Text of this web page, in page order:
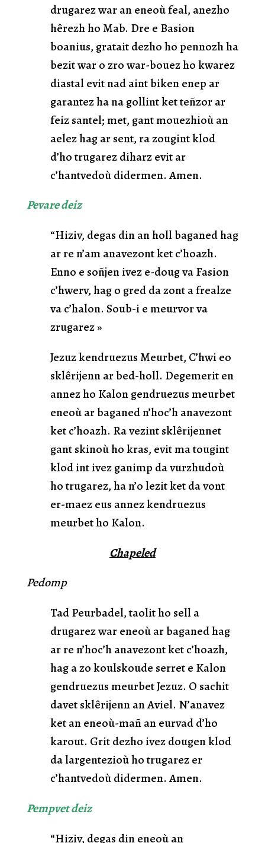
drugarez war an eneoù feal, anezho
hêrezh ho Mab. Dre e Basion
boanius, gratait dezho ho pennozh ha
bezit war o zro war-bouez ho kwarez
diastal evit nad aint biken enep ar
garantez ha na gollint ket teñzor ar
feiz santel; met, gant mouezhioù an
aelez hag ar sent, ra zougint klod
d’ho trugarez diharz evit ar
c’hantvedoù didermen. Amen.
Pevare deiz
“Hiziv, degas din an holl baganed hag
ar re n’am anavezont ket c’hoazh.
Enno e soñjen ivez e-doug va Fasion
c’hwerv, hag o gred da zont a frealze
va c’halon. Soub-i e meurvor va
zrugarez »
Jezuz kendruezus Meurbet, C’hwi eo
sklêrijenn ar bed-holl. Degemerit en
annez ho Kalon gendruezus meurbet
eneoù ar baganed n’hoc’h anavezont
ket c’hoazh. Ra vezint sklêrijennet
gant skinoù ho kras, evit ma tougint
klod int ivez ganimp da vurzhudoù
ho trugarez, ha n’o lezit ket da vont
er-maez eus annez kendruezus
meurbet ho Kalon.
Chapeled
Pedomp
Tad Peurbadel, taolit ho sell a
drugarez war eneoù ar baganed hag
ar re n’hoc’h anavezont ket c’hoazh,
hag a zo koulskoude serret e Kalon
gendruezus meurbet Jezuz. O sachit
davet sklêrijenn an Aviel. N’anavez
ket an eneoù-mañ an eurvad d’ho
karout. Grit dezho ivez dougen klod
da largentezioù ho trugarez er
c’hantvedoù didermen. Amen.
Pempvet deiz
“Hiziv, degas din eneoù an